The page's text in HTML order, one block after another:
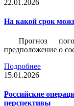
22.01.2026
На какой срок
Прогноз
предположение о
Подробнее
15.01.2026
Российские
перспективы